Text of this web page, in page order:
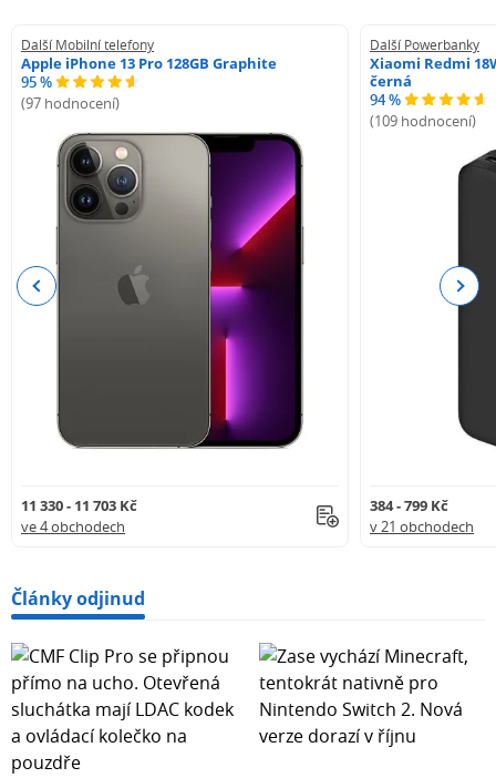
Další Mobilní telefony
Apple iPhone 13 Pro 128GB Graphite
95 %
(97 hodnocení)
11 330 - 11 703 Kč
ve 4 obchodech
Další Powerbanky
Xiaomi Redmi
černá
94 %
(109 hodnocení)
384 - 799 Kč
v 21 obchodech
Previous Next
Články odjinud